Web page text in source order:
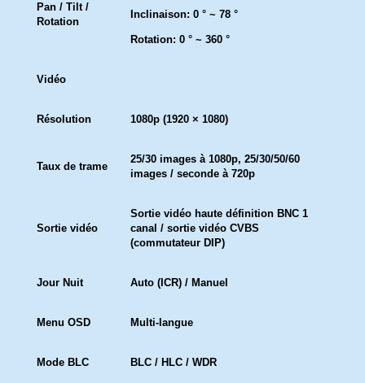
Pan / Tilt /
Rotation
Inclinaison: 0 ° ~ 78 °
Rotation: 0 ° ~ 360 °
Vidéo
Résolution 1080p (1920 × 1080)
Taux de trame
25/30 images à 1080p, 25/30/50/60
images / seconde à 720p
Sortie vidéo
Sortie vidéo haute définition BNC 1
canal / sortie vidéo CVBS
(commutateur DIP)
Jour Nuit Auto (ICR) / Manuel
Menu OSD Multi-langue
Mode BLC BLC / HLC / WDR